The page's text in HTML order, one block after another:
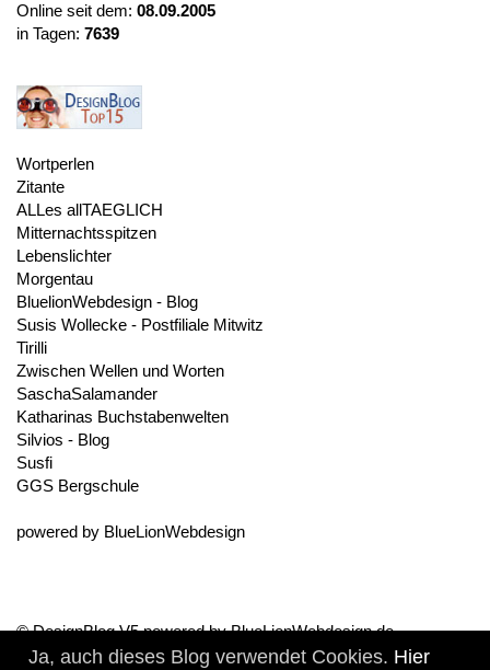
Online seit dem: 08.09.2005
in Tagen: 7639
Wortperlen
Zitante
ALLes allTAEGLICH
Mitternachtsspitzen
Lebenslichter
Morgentau
BluelionWebdesign - Blog
Susis Wollecke - Postfiliale Mitwitz
Tirilli
Zwischen Wellen und Worten
SaschaSalamander
Katharinas Buchstabenwelten
Silvios - Blog
Susfi
GGS Bergschule
powered by BlueLionWebdesign
© DesignBlog V5 powered by BlueLionWebdesign.de
Ja, auch dieses Blog verwendet Cookies. Hier